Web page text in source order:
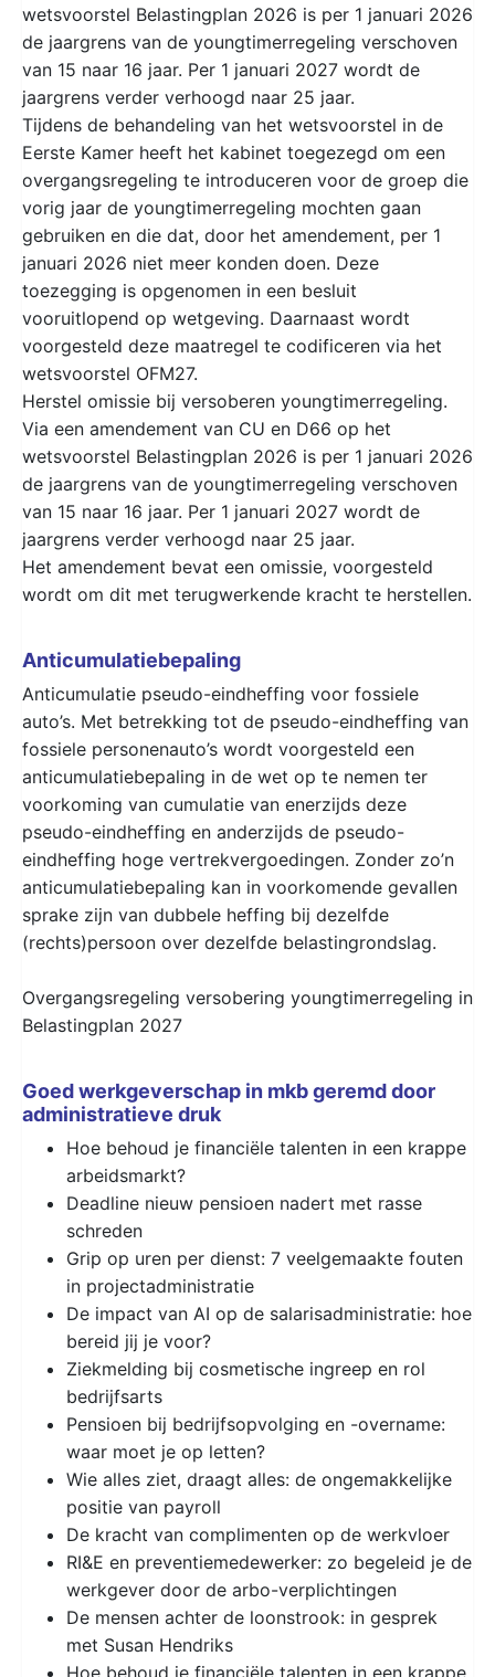
wetsvoorstel Belastingplan 2026 is per 1 januari 2026
de jaargrens van de youngtimerregeling verschoven
van 15 naar 16 jaar. Per 1 januari 2027 wordt de
jaargrens verder verhoogd naar 25 jaar.
Tijdens de behandeling van het wetsvoorstel in de
Eerste Kamer heeft het kabinet toegezegd om een
overgangsregeling te introduceren voor de groep die
vorig jaar de youngtimerregeling mochten gaan
gebruiken en die dat, door het amendement, per 1
januari 2026 niet meer konden doen. Deze
toezegging is opgenomen in een besluit
vooruitlopend op wetgeving. Daarnaast wordt
voorgesteld deze maatregel te codificeren via het
wetsvoorstel OFM27.
Herstel omissie bij versoberen youngtimerregeling.
Via een amendement van CU en D66 op het
wetsvoorstel Belastingplan 2026 is per 1 januari 2026
de jaargrens van de youngtimerregeling verschoven
van 15 naar 16 jaar. Per 1 januari 2027 wordt de
jaargrens verder verhoogd naar 25 jaar.
Het amendement bevat een omissie, voorgesteld
wordt om dit met terugwerkende kracht te herstellen.
Anticumulatiebepaling
Anticumulatie pseudo-eindheffing voor fossiele
auto’s. Met betrekking tot de pseudo-eindheffing van
fossiele personenauto’s wordt voorgesteld een
anticumulatiebepaling in de wet op te nemen ter
voorkoming van cumulatie van enerzijds deze
pseudo-eindheffing en anderzijds de pseudo-
eindheffing hoge vertrekvergoedingen. Zonder zo’n
anticumulatiebepaling kan in voorkomende gevallen
sprake zijn van dubbele heffing bij dezelfde
(rechts)persoon over dezelfde belastingrondslag.
Overgangsregeling versobering youngtimerregeling in
Belastingplan 2027
Goed werkgeverschap in mkb geremd door
administratieve druk
Hoe behoud je financiële talenten in een krappe
arbeidsmarkt?
Deadline nieuw pensioen nadert met rasse
schreden
Grip op uren per dienst: 7 veelgemaakte fouten
in projectadministratie
De impact van AI op de salarisadministratie: hoe
bereid jij je voor?
Ziekmelding bij cosmetische ingreep en rol
bedrijfsarts
Pensioen bij bedrijfsopvolging en -overname:
waar moet je op letten?
Wie alles ziet, draagt alles: de ongemakkelijke
positie van payroll
De kracht van complimenten op de werkvloer
RI&E en preventiemedewerker: zo begeleid je de
werkgever door de arbo-verplichtingen
De mensen achter de loonstrook: in gesprek
met Susan Hendriks
Hoe behoud je financiële talenten in een krappe